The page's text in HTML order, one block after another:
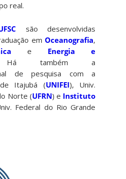
real.
são desenvolvidas
emOceanografia,
e Energia e
também a
de pesquisa com a
de Itajubá (UNIFEI), Univ.
Norte (UFRN) e Instituto
Federal do Rio Grande